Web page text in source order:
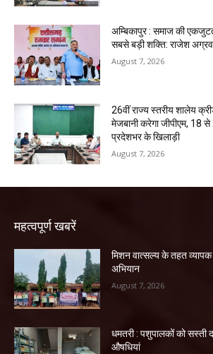
अम्बिकापुर : समाज की
सबसे बड़ी शक्ति: राजेश
August 7, 2026
26वीं राज्य स्तरीय शालेय
मेजबानी करेगा जीपीएम,
प्रदेशभर के खिलाड़ी
August 7, 2026
महत्वपूर्ण खबरें
मिशन वात्सल्य के तहत
अभियान
August 7, 2026
धमतरी : पशुपालकों को सस्ती
औषधियां